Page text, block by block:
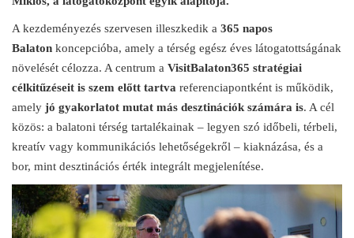
A kezdeményezés szervesen illeszkedik a 365 napos
Balaton koncepcióba, amely a térség egész éves látogatottságának
növelését célozza. A centrum a VisitBalaton365 stratégiai
célkitűzéseit is szem előtt tartva referenciapontként is működik,
amely jó gyakorlatot mutat más desztinációk számára is. A cél
közös: a balatoni térség tartalékainak – legyen szó időbeli, térbeli,
kreatív vagy kommunikációs lehetőségekről – kiaknázása, és a
bor, mint desztinációs érték integrált megjelenítése.